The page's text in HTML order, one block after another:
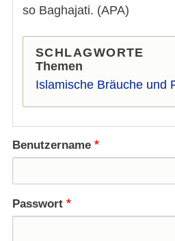
so Baghajati. (APA)
SCHLAGWORTE
Themen
Islamische Bräuche und
Benutzername
Passwort